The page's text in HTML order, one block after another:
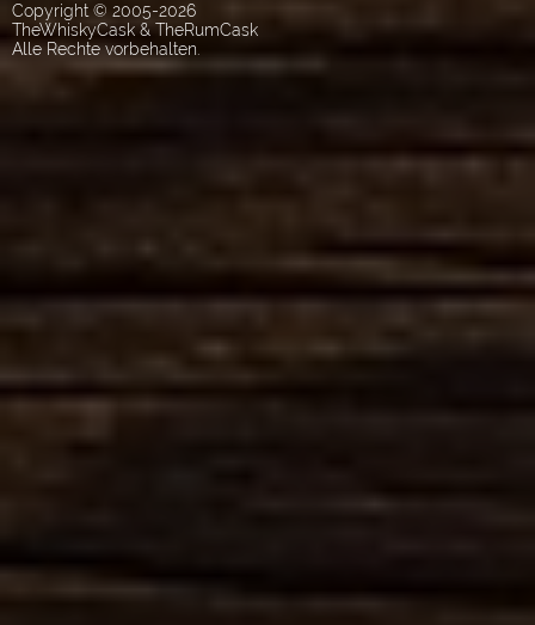
Copyright © 2005-2026
TheWhiskyCask & TheRumCask
Alle Rechte vorbehalten.